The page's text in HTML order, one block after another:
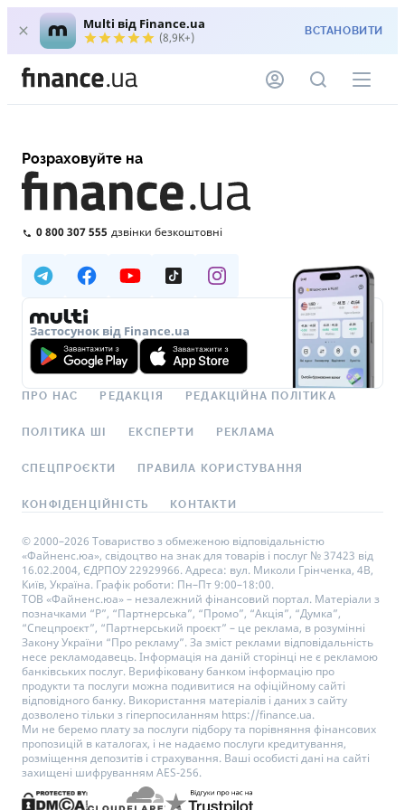
Multi від Finance.ua
(8,9K+) ВСТАНОВИТИ
Розраховуйте на
0 800 307 555 дзвінки безкоштовні
Застосунок від Finance.ua
ПРО НАС РЕДАКЦІЯ РЕДАКЦІЙНА ПОЛІТИКА
ПОЛІТИКА ШІ ЕКСПЕРТИ РЕКЛАМА
СПЕЦПРОЄКТИ ПРАВИЛА КОРИСТУВАННЯ
КОНФІДЕНЦІЙНІСТЬ КОНТАКТИ
© 2000–2026 Товариство з обмеженою відповідальністю
«Файненс.юа», свідоцтво на знак для товарів і послуг № 37423 від
16.02.2004, ЄДРПОУ 22929966. Адреса: вул. Миколи Грінченка, 4В,
Київ, Україна. Графік роботи: Пн–Пт 9:00–18:00.
ТОВ «Файненс.юа» – незалежний фінансовий портал. Матеріали з
позначками “Р”, “Партнерська”, “Промо”, “Акція”, “Думка”,
“Спецпроєкт”, “Партнерський проєкт” – це реклама, в розумінні
Закону України “Про рекламу”. За зміст реклами відповідальність
несе рекламодавець. Інформація на даній сторінці не є рекламою
банківських послуг. Верифіковану банком інформацію про
продукти та послуги можна подивитися на офіційному сайті
відповідного банку. Використання матеріалів і даних з сайту
дозволено тільки з гіперпосиланням https://finance.ua.
Ми не беремо плату за послуги підбору та порівняння фінансових
пропозицій в каталогах, і не надаємо послуги кредитування,
розміщення депозитів і страхування. Ваші особисті дані на сайті
захищені шифруванням AES-256.